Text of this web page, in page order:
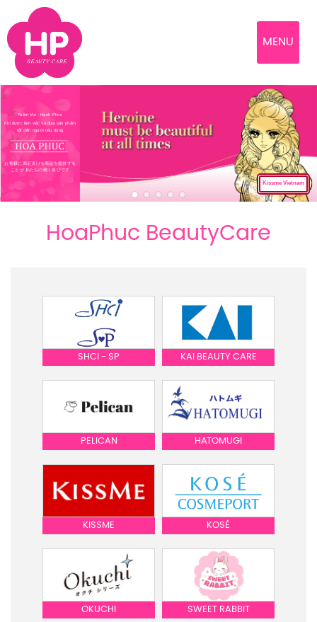
MENU
Niềm Vui - Hạnh Phúc
Khi được làm việc và đưa sản phẩm
tốt đến người tiêu dùng
お客様に満足頂ける商品を提供する
ことが 私たちの働く喜びです
Kissme Vietnam
HoaPhuc BeautyCare
SHCI - SP KAI BEAUTY CARE
PELICAN HATOMUGI
KISSME KOSÉ
OKUCHI SWEET RABBIT